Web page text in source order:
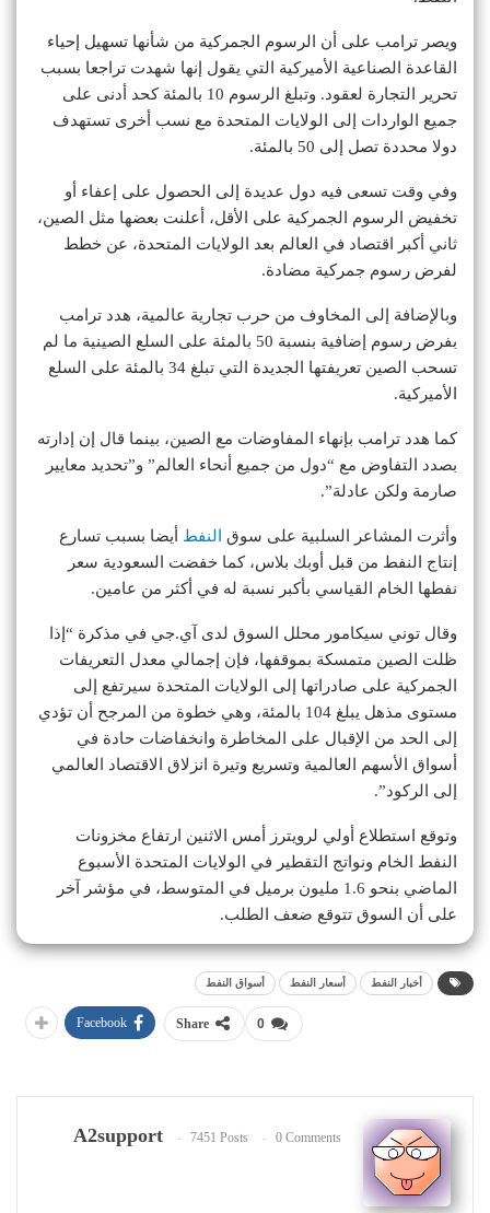
ويصر ترامب على أن الرسوم الجمركية من شأنها تسهيل إحياء
القاعدة الصناعية الأميركية التي يقول إنها شهدت تراجعا بسبب
تحرير التجارة لعقود. وتبلغ الرسوم 10 بالمئة كحد أدنى على
جميع الواردات إلى الولايات المتحدة مع نسب أخرى تستهدف
دولا محددة تصل إلى 50 بالمئة.
وفي وقت تسعى فيه دول عديدة إلى الحصول على إعفاء أو
تخفيض الرسوم الجمركية على الأقل، أعلنت بعضها مثل الصين،
ثاني أكبر اقتصاد في العالم بعد الولايات المتحدة، عن خطط
لفرض رسوم جمركية مضادة.
وبالإضافة إلى المخاوف من حرب تجارية عالمية، هدد ترامب
بفرض رسوم إضافية بنسبة 50 بالمئة على السلع الصينية ما لم
تسحب الصين تعريفتها الجديدة التي تبلغ 34 بالمئة على السلع
الأميركية.
كما هدد ترامب بإنهاء المفاوضات مع الصين، بينما قال إن إدارته
بصدد التفاوض مع “دول من جميع أنحاء العالم” و”تحديد معايير
صارمة ولكن عادلة”.
وأثرت المشاعر السلبية على سوق النفط أيضا بسبب تسارع
إنتاج النفط من قبل أوبك بلاس، كما خفضت السعودية سعر
نفطها الخام القياسي بأكبر نسبة له في أكثر من عامين.
وقال توني سيكامور محلل السوق لدى آي.جي في مذكرة “إذا
ظلت الصين متمسكة بموقفها، فإن إجمالي معدل التعريفات
الجمركية على صادراتها إلى الولايات المتحدة سيرتفع إلى
مستوى مذهل يبلغ 104 بالمئة، وهي خطوة من المرجح أن تؤدي
إلى الحد من الإقبال على المخاطرة وانخفاضات حادة في
أسواق الأسهم العالمية وتسريع وتيرة انزلاق الاقتصاد العالمي
إلى الركود”.
وتوقع استطلاع أولي لرويترز أمس الاثنين ارتفاع مخزونات
النفط الخام ونواتج التقطير في الولايات المتحدة الأسبوع
الماضي بنحو 1.6 مليون برميل في المتوسط، في مؤشر آخر
على أن السوق تتوقع ضعف الطلب.
أخبار النفط أسعار النفط أسواق النفط
0
Share
Facebook
A2support 7451 Posts 0 Comments